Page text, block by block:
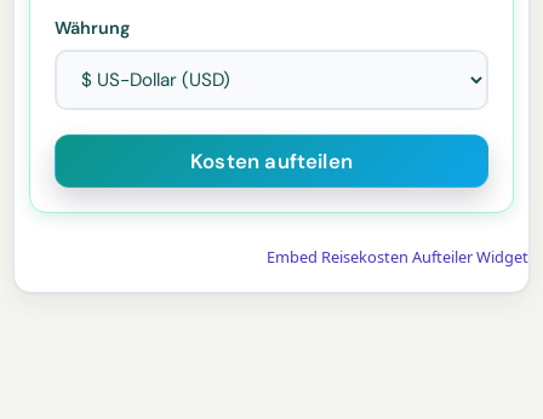
Währung
Embed Reisekosten Aufteiler Widget